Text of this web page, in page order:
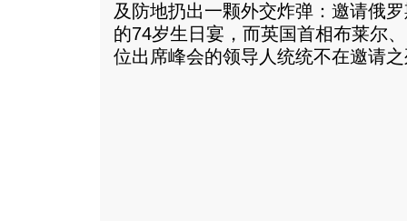
及防地扔出一颗外交炸弹：邀请俄
的74岁生日宴，而英国首相布莱尔
位出席峰会的领导人统统不在邀请